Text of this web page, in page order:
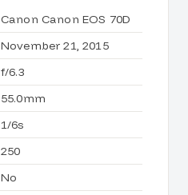
Canon Canon EOS 70D
November 21, 2015
f/6.3
55.0mm
1/6s
250
No